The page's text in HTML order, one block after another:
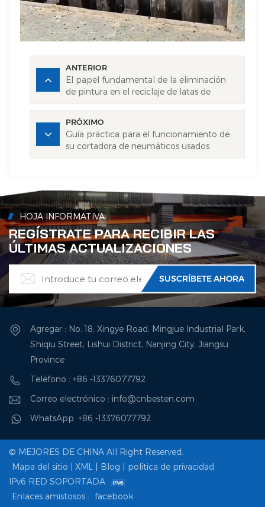
ANTERIOR
El papel fundamental de la eliminación
de pintura en el reciclaje de latas de
PRÓXIMO
Guía práctica para el funcionamiento de
su cortadora de neumáticos usados
HOJA INFORMATIVA
REGÍSTRATE PARA RECIBIR LAS
ÚLTIMAS ACTUALIZACIONES
Agregar : No. 18, Xingye Road, Mingjue Industrial Park,
Shiqiu Street, Lishui District, Nanjing City, Jiangsu
Province
Teléfono : +86 -13376077792
Correo electrónico : info@cnbesten.com
WhatsApp: +86 -13376077792
© MEJORES DE CHINA All Right Reserved.
Mapa del sitio
XML Blog
política de privacidad
IPv6 RED SOPORTADA
Enlaces amistosos :
facebook